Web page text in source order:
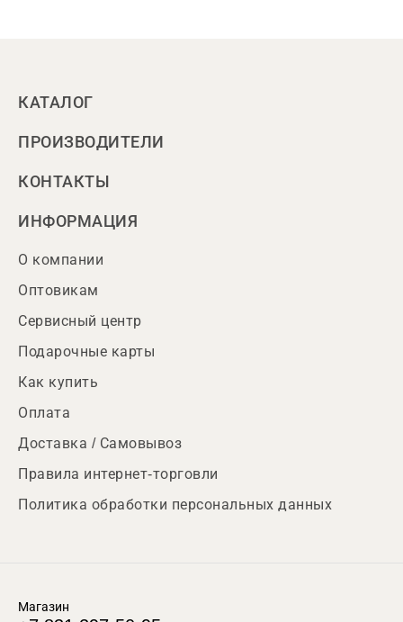
КАТАЛОГ
ПРОИЗВОДИТЕЛИ
КОНТАКТЫ
ИНФОРМАЦИЯ
О компании
Оптовикам
Сервисный центр
Подарочные карты
Как купить
Оплата
Доставка / Самовывоз
Правила интернет-торговли
Политика обработки персональных данных
Магазин